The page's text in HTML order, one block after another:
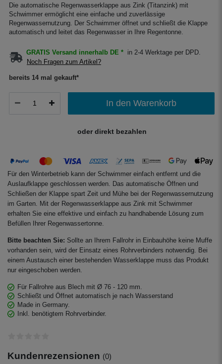
Die automatische Regenwasserklappe aus Zink (Titanzink) mit
Schwimmer ermöglicht eine einfache und zuverlässige
Regenwassernutzung. Der Schwimmer öffnet und schließt die Klappe
automatisch und leitet das Regenwasser in Ihre Regentonne.
GRATIS Versand innerhalb DE *
in 2-4 Werktage per DPD.
Noch Fragen zum Artikel?
bereits 14 mal gekauft*
In den Warenkorb
oder direkt bezahlen
Für den Winterbetrieb kann der Schwimmer einfach entfernt und die
Auslaufklappe geschlossen werden. Das automatische Öffnen und
Schließen der Klappe spart Zeit und Mühe bei der Regenwassernutzung
im Garten. Mit der Regenwasserklappe aus Zink mit Schwimmer
erhalten Sie eine effektive und einfach zu handhabende Lösung zum
Befüllen Ihrer Regenwassertonne.
Bitte beachten Sie: Sollte an Ihrem Fallrohr in Einbauhöhe keine Muffe
vorhanden sein, wird der Einsatz eines Rohrverbinders notwendig. Bei
einem Austausch einer bestehenden Wasserklappe muss das Produkt
nur eingeschoben werden.
Für Fallrohre aus Blech mit Ø 76 - 120 mm.
Schließt und Öffnet automatisch je nach Wasserstand
Made in Germany.
Inkl. benötigtem Rohrverbinder.
Kundenrezensionen (0)